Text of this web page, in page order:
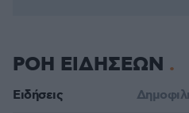
ΡΟΗ ΕΙΔΗΣΕΩΝ
Ειδήσεις